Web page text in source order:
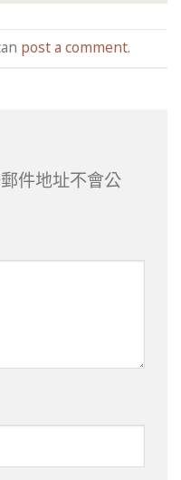
post a comment.
件地址不會公